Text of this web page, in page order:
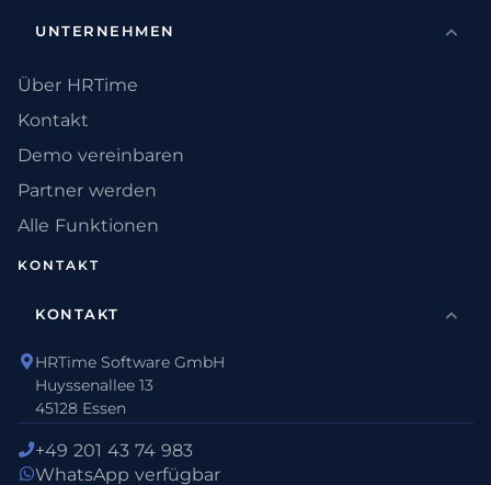
UNTERNEHMEN
Über HRTime
Kontakt
Demo vereinbaren
Partner werden
Alle Funktionen
KONTAKT
KONTAKT
HRTime Software GmbH
Huyssenallee 13
45128 Essen
+49 201 43 74 983
WhatsApp verfügbar